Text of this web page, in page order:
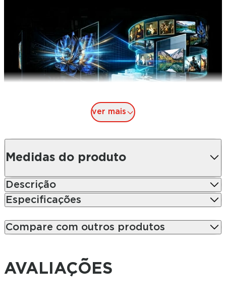
ver mais
Medidas do produto
Descrição
Especificações
Compare com outros produtos
AVALIAÇÕES